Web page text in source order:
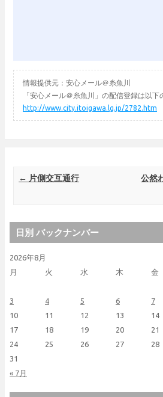
情報提供元：安心メール＠糸魚川
「安心メール＠糸魚川」の配信登録は以下
http://www.city.itoigawa.lg.jp/2782.htm
Post navigation
← 片側交互通行
公然
日別 バックナンバー
2026年8月
月
火 水 木 金
« 7月
3
4 5 6 7
10
11 12 13 14
17
18 19 20 21
24
25 26 27 28
31